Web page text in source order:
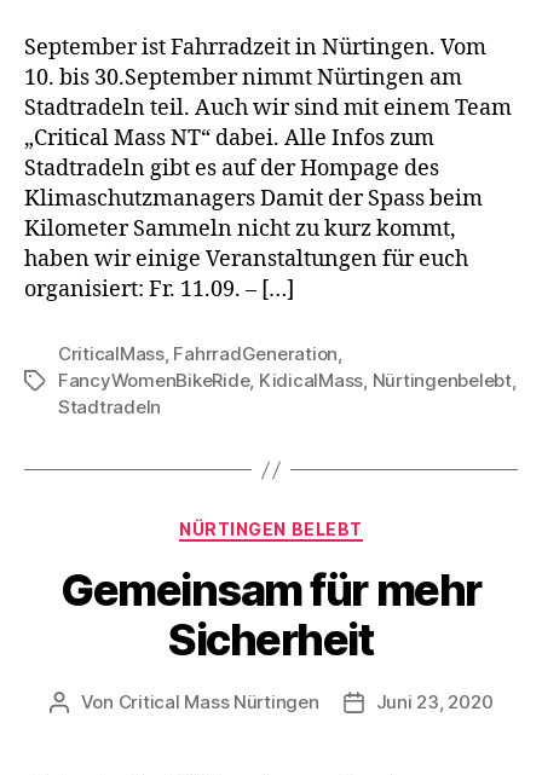
September ist Fahrradzeit in Nürtingen. Vom
10. bis 30.September nimmt Nürtingen am
Stadtradeln teil. Auch wir sind mit einem Team
„Critical Mass NT“ dabei. Alle Infos zum
Stadtradeln gibt es auf der Hompage des
Klimaschutzmanagers Damit der Spass beim
Kilometer Sammeln nicht zu kurz kommt,
haben wir einige Veranstaltungen für euch
organisiert: Fr. 11.09. – […]
Schlagwörter
CriticalMass, FahrradGeneration,
FancyWomenBikeRide, KidicalMass, Nürtingenbelebt,
Stadtradeln
Kategorien
NÜRTINGEN BELEBT
Gemeinsam für mehr
Sicherheit
Beitragsautor
Von Critical Mass Nürtingen Juni 23, 2020